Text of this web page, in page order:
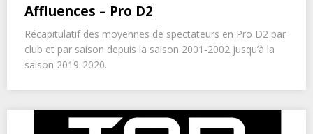
Affluences – Pro D2
Récapitulatif des moyennes de spectateurs en Pro D2 par
club et par saison depuis la saison 2001-2002 jusqu’à la
saison 2019-2020.